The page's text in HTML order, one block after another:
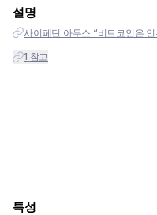
설명
사이페딘 아무스 “비트코인은
1 참고
특성